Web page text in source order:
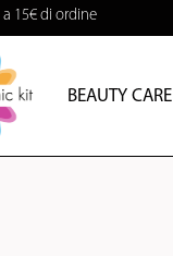
a 15€ di ordine
BEAUTY CARE